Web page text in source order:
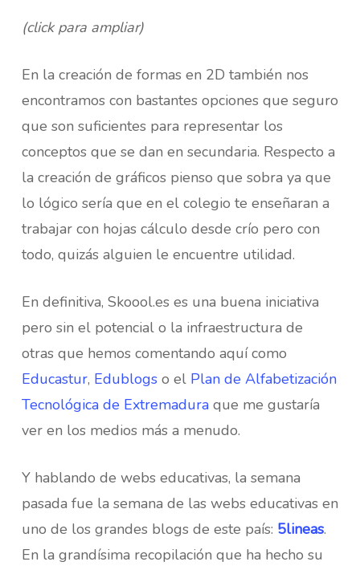
(click para ampliar)
En la creación de formas en 2D también nos
encontramos con bastantes opciones que seguro
que son suficientes para representar los
conceptos que se dan en secundaria. Respecto a
la creación de gráficos pienso que sobra ya que
lo lógico sería que en el colegio te enseñaran a
trabajar con hojas cálculo desde crío pero con
todo, quizás alguien le encuentre utilidad.
En definitiva, Skoool.es es una buena iniciativa
pero sin el potencial o la infraestructura de
otras que hemos comentando aquí como
Educastur, Edublogso el Plan de Alfabetización
Tecnológica de Extremaduraque me gustaría
ver en los medios más a menudo.
Y hablando de webs educativas, la semana
pasada fue la semana de las webs educativas en
uno de los grandes blogs de este país: 5lineas.
En la grandísima recopilación que ha hecho su